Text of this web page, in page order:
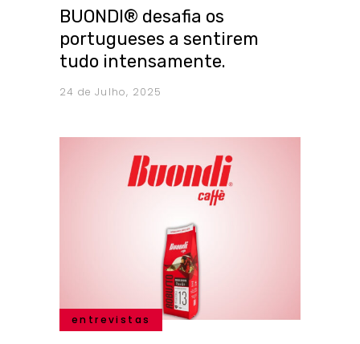
BUONDI® desafia os
portugueses a sentirem
tudo intensamente.
24 de Julho, 2025
entrevistas